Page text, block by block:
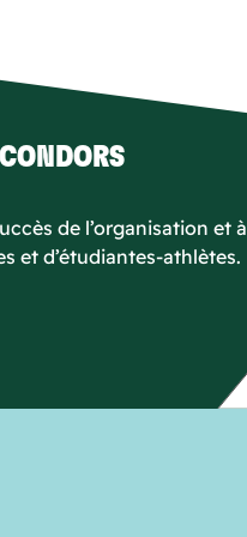
de l’organisation et à
et d’étudiantes-athlètes.